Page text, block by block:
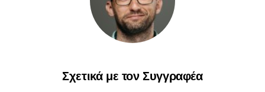
Σχετικά με τον Συγγραφέα